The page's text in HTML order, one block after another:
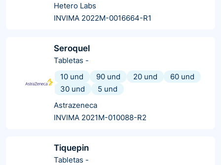
Hetero Labs
INVIMA 2022M-0016664-R1
Seroquel
Tabletas -
10 und
90 und 20 und
60 und
30 und
5 und
Astrazeneca
INVIMA 2021M-010088-R2
Tiquepin
Tabletas -